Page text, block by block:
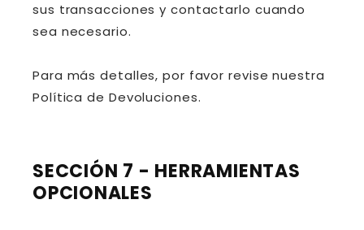
sus transacciones y contactarlo cuando
sea necesario.
Para más detalles, por favor revise nuestra
Política de Devoluciones.
SECCIÓN 7 - HERRAMIENTAS
OPCIONALES